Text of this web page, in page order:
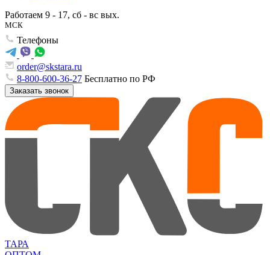
Работаем 9 - 17, сб - вс вых.
МСК
Телефоны
order@skstara.ru
8-800-600-36-27 Бесплатно по РФ
Заказать звонок
ТАРА